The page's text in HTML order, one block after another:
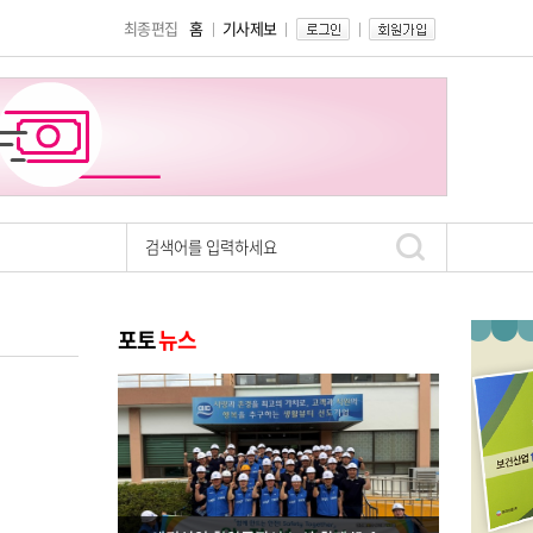
홈 기사제보
최종편집